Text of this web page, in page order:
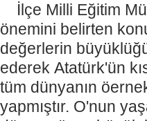
İlçe Milli Eğitim
önemini belirten
değerlerin
ederek Atatürk'ün
tüm dünyanın
yapmıştır. O'nun